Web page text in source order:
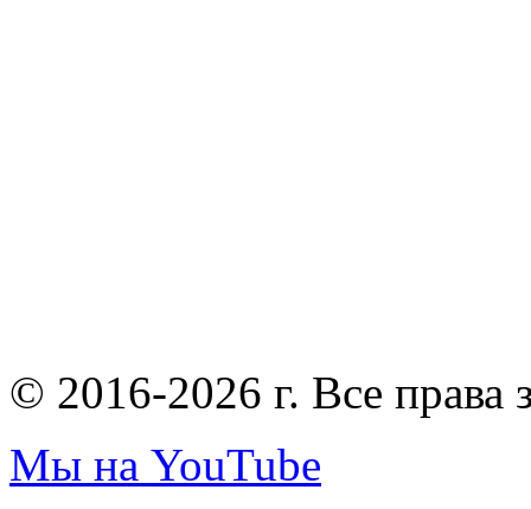
© 2016-2026 г. Все
Мы на YouTube